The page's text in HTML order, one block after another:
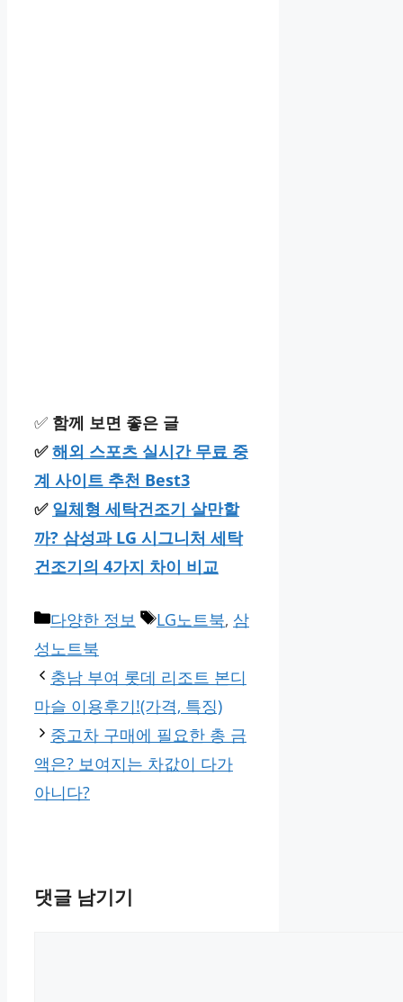
✅ 함께 보면 좋은 글
✅해외 스포츠 실시간 무료 중
계 사이트 추천 Best3
✅ 일체형 세탁건조기 살만할
까? 삼성과 LG 시그니처 세탁
건조기의 4가지 차이 비교
카
테
고
리
다양한 정보
태
LG노트북, 삼
성노트북
충남 부여 롯데 리조트 본디
마슬 이용후기!(가격, 특징)
중고차 구매에 필요한 총 금
액은? 보여지는 차값이 다가
아니다?
댓글 남기기